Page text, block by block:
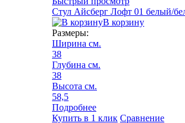
Стул Айсберг Лофт 01 белый/
В корзину
Размеры:
Ширина см.
38
Глубина см.
38
Высота см.
58,5
Подробнее
Купить в 1 клик Сравнение